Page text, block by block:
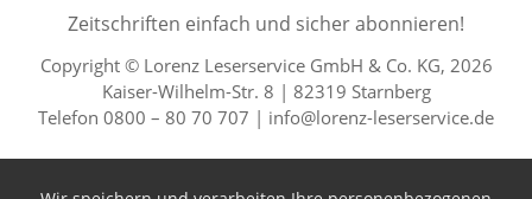
50 Lesefreude im Abo Jahre
Zeitschriften einfach und sicher abonnieren!
Copyright © Lorenz Leserservice GmbH & Co. KG, 2026
Kaiser-Wilhelm-Str. 8 | 82319 Starnberg
Telefon 0800 – 80 70 707 | info@lorenz-leserservice.de